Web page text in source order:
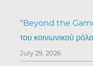
“Beyond the
του κοινωνικού
July 29, 2026